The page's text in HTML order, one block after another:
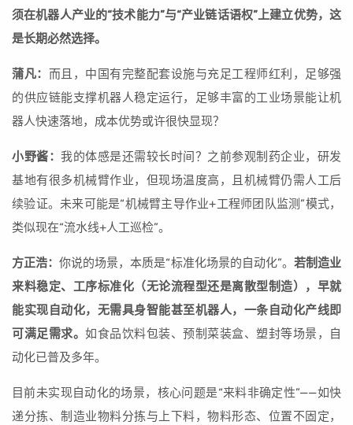
须在机器人产业的“技术能力”与“产业链话语权”上建立优势，这
是长期必然选择。
蒲凡： 而且，中国有完整配套设施与充足工程师红利，足够强
的供应链能支撑机器人稳定运行，足够丰富的工业场景能让机
器人快速落地，成本优势或许很快显现？
小野酱： 我的体感是还需较长时间？之前参观制药企业，研发
基地有很多机械臂作业，但现场温度高，且机械臂仍需人工后
续验证。未来可能是“机械臂主导作业+工程师团队监测”模式，
类似现在“流水线+人工巡检”。
方正浩：你说的场景，本质是“标准化场景的自动化”。 若制造业
来料稳定、工序标准化（无论流程型还是离散型制造），早就
能实现自动化，无需具身智能甚至机器人，一条自动化产线即
可满足需求。 如食品饮料包装、预制菜装盒、塑封等场景，自
动化已普及多年。
目前未实现自动化的场景，核心问题是“来料非确定性”——如快
递分拣、制造业物料分拣与上下料，物料形态、位置不固定，